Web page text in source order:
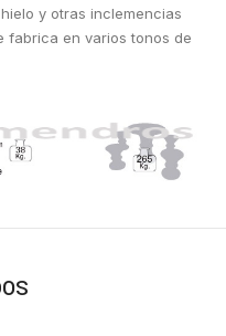
y otras inclemencias
fabrica en varios tonos de